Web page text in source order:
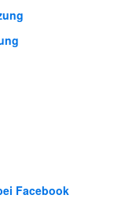
Facebook